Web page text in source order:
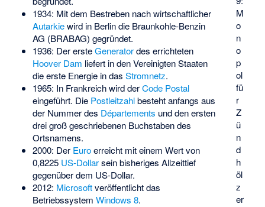
M
o
n
o
p
ol
fü
r
Z
ü
n
d
h
öl
z
er
1934: Mit dem Bestreben nach wirtschaftlicher
Autarkiewird in Berlin die Braunkohle-Benzin
AG (BRABAG) gegründet.
1936: Der ersteGeneratordes errichteten
Hoover Dam liefert in den Vereinigten Staaten
die erste Energie in das Stromnetz.
1965: In Frankreich wird derCode Postal
eingeführt. Die Postleitzahlbesteht anfangs aus
der Nummer des Départements und den ersten
drei groß geschriebenen Buchstaben des
Ortsnamens.
2000: Der Euroerreicht mit einem Wert von
0,8225 US-Dollarsein bisheriges Allzeittief
gegenüber dem US-Dollar.
2012: Microsoftveröffentlicht das
Betriebssystem Windows 8.